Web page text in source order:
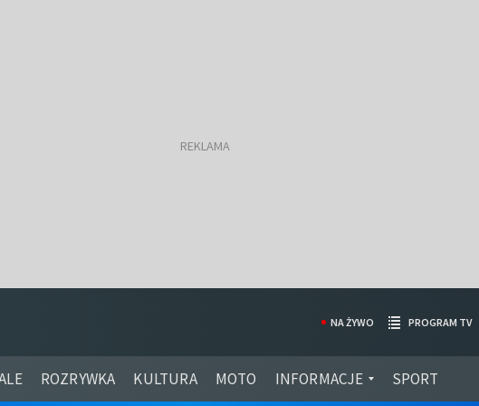
ROZRYWKA KULTURA MOTO INFORMACJE SPORT
NA ŻYWO PROGRAM TV